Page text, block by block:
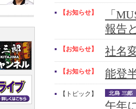
【お知らせ】
「
報告
【お知らせ】 社名
【お知らせ】 能登
【トピック】
午年